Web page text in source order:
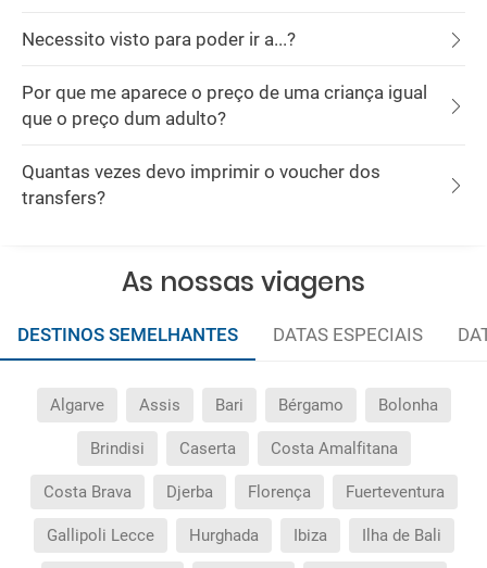
Necessito visto para poder ir a...?
Por que me aparece o preço de uma criança igual
que o preço dum adulto?
Quantas vezes devo imprimir o voucher dos
transfers?
As nossas viagens
DESTINOS SEMELHANTES DATAS ESPECIAIS
Algarve Assis Bari Bérgamo Bolonha
Brindisi Caserta Costa Amalfitana
Costa Brava Djerba Florença Fuerteventura
Gallipoli Lecce Hurghada Ibiza Ilha de Bali